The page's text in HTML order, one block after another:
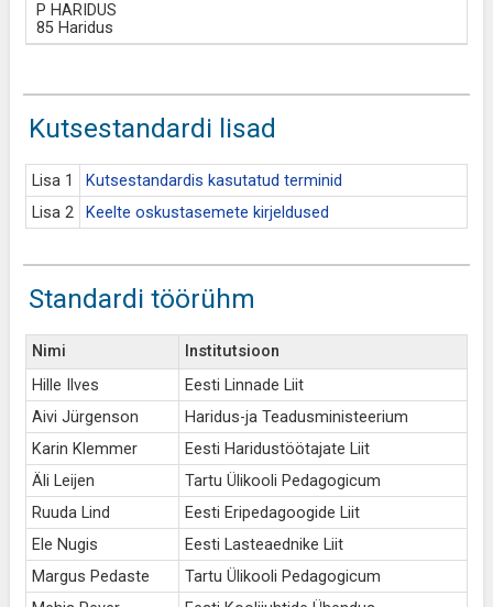
P HARIDUS
85 Haridus
Kutsestandardi lisad
Lisa 1
Kutsestandardis kasutatud terminid
Lisa 2
Keelte oskustasemete kirjeldused
Standardi töörühm
Nimi
Institutsioon
Hille Ilves
Eesti Linnade Liit
Aivi Jürgenson
Haridus-ja Teadusministeerium
Karin Klemmer
Eesti Haridustöötajate Liit
Äli Leijen
Tartu Ülikooli Pedagogicum
Ruuda Lind
Eesti Eripedagoogide Liit
Ele Nugis
Eesti Lasteaednike Liit
Margus Pedaste
Tartu Ülikooli Pedagogicum